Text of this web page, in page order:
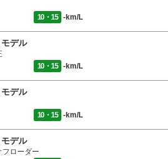
10・15 -km/L
デル
10・15 -km/L
デル
10・15 -km/L
デル
ローダー